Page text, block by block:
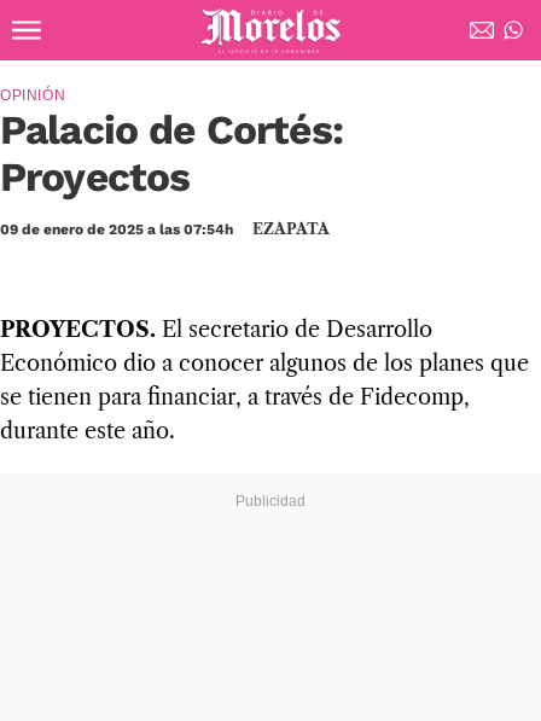
Diario de Morelos
Palacio de Cortés:
Proyectos
OPINIÓN
EZAPATA
09 de enero de 2025 a las 07:54h
PROYECTOS. El secretario de Desarrollo
Económico dio a conocer algunos de los planes que
se tienen para financiar, a través de Fidecomp,
durante este año.